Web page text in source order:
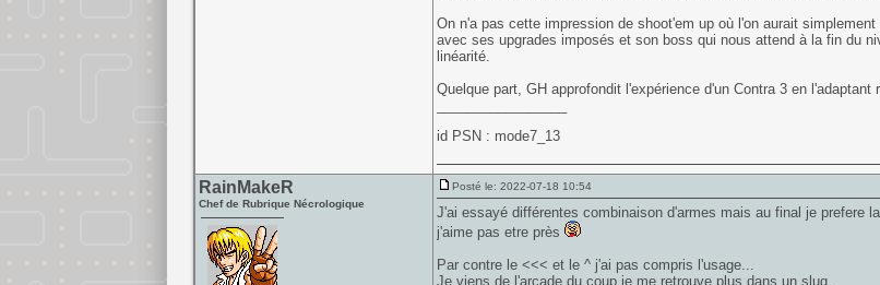
On n'a pas cette impression de shoot'em up où l'on aurait
avec ses upgrades imposés et son boss qui nous attend à la fin du
linéarité.
Quelque part, GH approfondit l'expérience d'un Contra 3 en
id PSN : mode7_13
RainMakeR
Chef de Rubrique Nécrologique
Posté le: 2022-07-18 10:54
J'ai essayé différentes combinaison d'armes mais au final je prefere
j'aime pas etre près
Par contre le <<< et le ^ j'ai pas compris l'usage...
Je viens de l'arcade du coup je me retrouve plus dans un slug.